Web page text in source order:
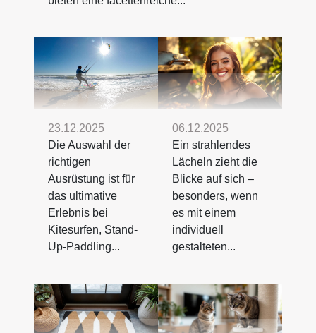
23.12.2025
Die Auswahl der
richtigen
Ausrüstung ist für
das ultimative
Erlebnis bei
Kitesurfen, Stand-
Up-Paddling...
06.12.2025
Ein strahlendes
Lächeln zieht die
Blicke auf sich –
besonders, wenn
es mit einem
individuell
gestalteten...